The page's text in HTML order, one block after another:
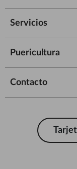
Servicios
Puericultura
Contacto